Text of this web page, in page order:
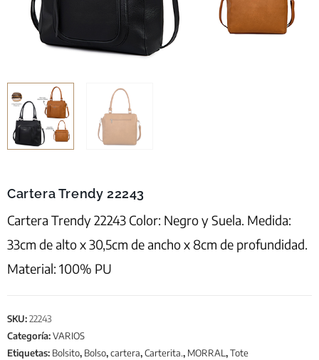
Cartera Trendy 22243
Cartera Trendy 22243 Color: Negro y Suela. Medida:
33cm de alto x 30,5cm de ancho x 8cm de profundidad.
Material: 100% PU
SKU:22243
Categoría:VARIOS
Etiquetas: Bolsito, Bolso,cartera,Carterita., MORRAL ,Tote